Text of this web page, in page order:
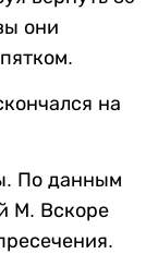
они
на
По данным
М. Вскоре